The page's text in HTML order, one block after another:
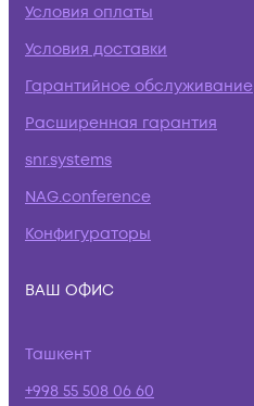
Условия оплаты
Условия доставки
Гарантийное обслуживание
Расширенная гарантия
snr.systems
NAG.conference
Конфигураторы
ВАШ ОФИС
Ташкент
+998 55 508 06 60